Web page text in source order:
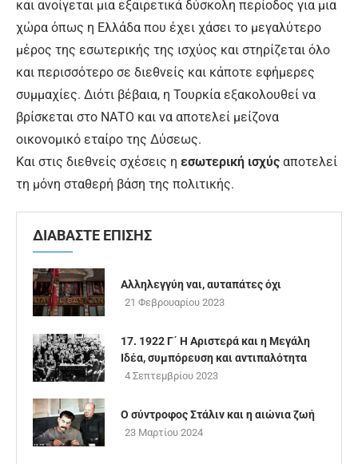
και ανοίγεται μια εξαιρετικά δύσκολη περίοδος για μια
χώρα όπως η Ελλάδα που έχει χάσει το μεγαλύτερο
μέρος της εσωτερικής της ισχύος και στηρίζεται όλο
και περισσότερο σε διεθνείς και κάποτε εφήμερες
συμμαχίες. Διότι βέβαια, η Τουρκία εξακολουθεί να
βρίσκεται στο ΝΑΤΟ και να αποτελεί μείζονα
οικονομικό εταίρο της Δύσεως.
Και στις διεθνείς σχέσεις η εσωτερική ισχύς αποτελεί
τη μόνη σταθερή βάση της πολιτικής.
ΔΙΑΒΑΣΤΕ ΕΠΙΣΗΣ
Αλληλεγγύη ναι, αυταπάτες όχι
21 Φεβρουαρίου 2023
17. 1922 Γ΄ Η Αριστερά και η Μεγάλη
Ιδέα, συμπόρευση και αντιπαλότητα
4 Σεπτεμβρίου 2023
Ο σύντροφος Στάλιν και η αιώνια ζωή
23 Μαρτίου 2024